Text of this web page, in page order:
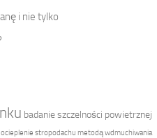
i nie tylko
badanie szczelności powietrznej
stropodachu metodą wdmuchiwania